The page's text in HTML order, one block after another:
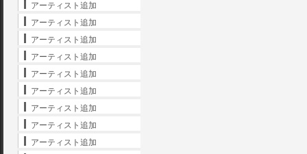
アーティスト追加
アーティスト追加
アーティスト追加
アーティスト追加
アーティスト追加
アーティスト追加
アーティスト追加
アーティスト追加
アーティスト追加